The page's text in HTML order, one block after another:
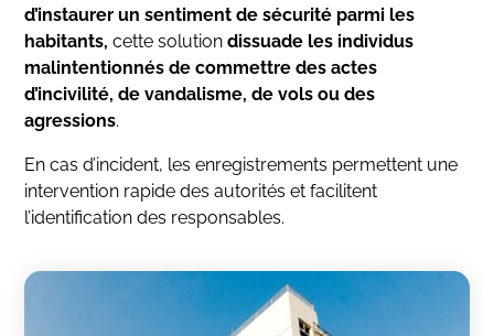
d’instaurer un sentiment de sécurité parmi les
habitants, cette solutiondissuade les individus
malintentionnés de commettre des actes
d’incivilité, de vandalisme, de vols ou des
agressions.
En cas d’incident, les enregistrements permettent une
intervention rapide des autorités et facilitent
l’identification des responsables.